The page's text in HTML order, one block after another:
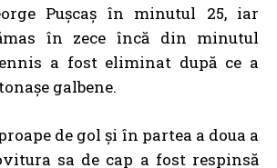
Pușcaș în minutul 25, iar
în zece încă din minutul
a fost eliminat după ce a
galbene.
de gol și în partea a doua a
sa de cap a fost respinsă